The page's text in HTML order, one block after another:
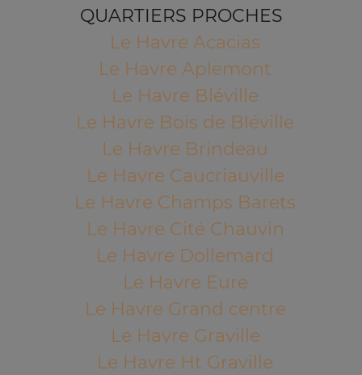
QUARTIERS PROCHES
Le Havre Acacias
Le Havre Aplemont
Le Havre Bléville
Le Havre Bois de Bléville
Le Havre Brindeau
Le Havre Caucriauville
Le Havre Champs Barets
Le Havre Cité Chauvin
Le Havre Dollemard
Le Havre Eure
Le Havre Grand centre
Le Havre Graville
Le Havre Ht Graville